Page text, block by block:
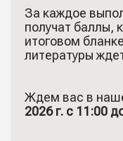
За каждое
получат баллы,
итоговом
литературы
Ждем вас в
2026 г. с 11:00